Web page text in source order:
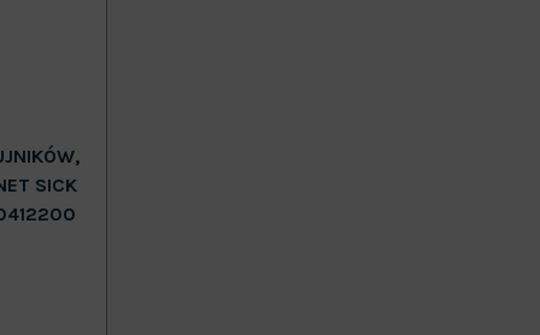
SICK